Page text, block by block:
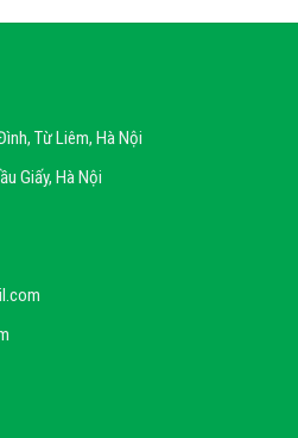
Từ Liêm, Hà Nội
Giấy, Hà Nội